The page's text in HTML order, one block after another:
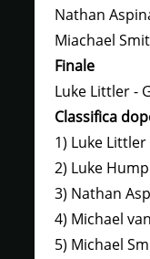
Nathan
Miachael
Finale
Luke Littler -
Classifica
1) Luke Littler
2) Luke
3) Nathan
4) Michael
5) Michael